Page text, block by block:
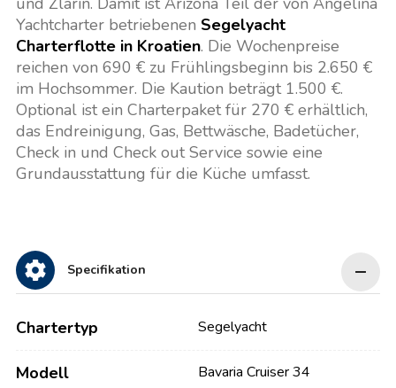
Yachtcharter betriebenen Segelyacht
Charterflotte in Kroatien. Die Wochenpreise
reichen von 690 € zu Frühlingsbeginn bis 2.650 €
im Hochsommer. Die Kaution beträgt 1.500 €.
Optional ist ein Charterpaket für 270 € erhältlich,
das Endreinigung, Gas, Bettwäsche, Badetücher,
Check in und Check out Service sowie eine
Grundausstattung für die Küche umfasst.
Specifikation
Chartertyp Segelyacht
Modell Bavaria Cruiser 34